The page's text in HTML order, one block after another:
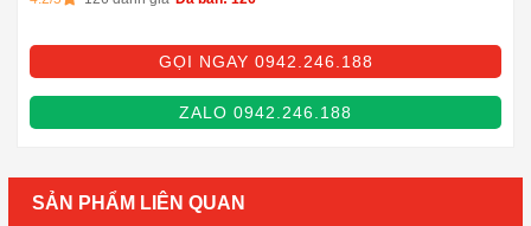
GỌI NGAY 0942.246.188
ZALO 0942.246.188
SẢN PHẨM LIÊN QUAN